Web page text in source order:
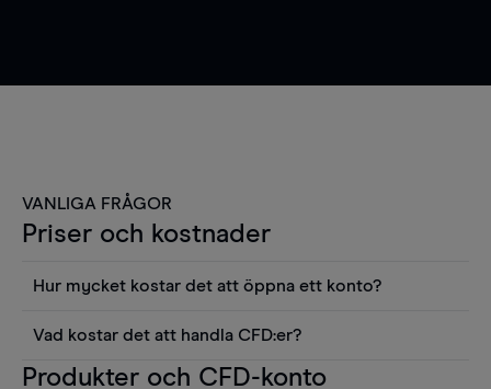
VANLIGA FRÅGOR
Priser och kostnader
Hur mycket kostar det att öppna ett konto?
använda sådana verktyg som diagram, Reuters
Vad kostar det att handla CFD:er?
Det är en rad kostnader att tänka på när man
Produkter och CFD-konto